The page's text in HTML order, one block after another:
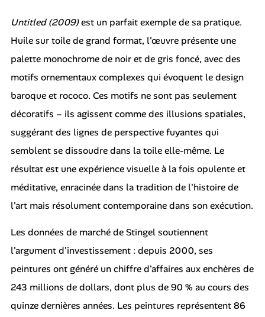
Untitled (2009)est un parfait exemple de sa pratique.
Huile sur toile de grand format, l'œuvre présente une
palette monochrome de noir et de gris foncé, avec des
motifs ornementaux complexes qui évoquent le design
baroque et rococo. Ces motifs ne sont pas seulement
décoratifs – ils agissent comme des illusions spatiales,
suggérant des lignes de perspective fuyantes qui
semblent se dissoudre dans la toile elle-même. Le
résultat est une expérience visuelle à la fois opulente et
méditative, enracinée dans la tradition de l'histoire de
l'art mais résolument contemporaine dans son exécution.
Les données de marché de Stingel soutiennent
l'argument d'investissement : depuis 2000, ses
peintures ont généré un chiffre d'affaires aux enchères de
243 millions de dollars, dont plus de 90 % au cours des
quinze dernières années. Les peintures représentent 86